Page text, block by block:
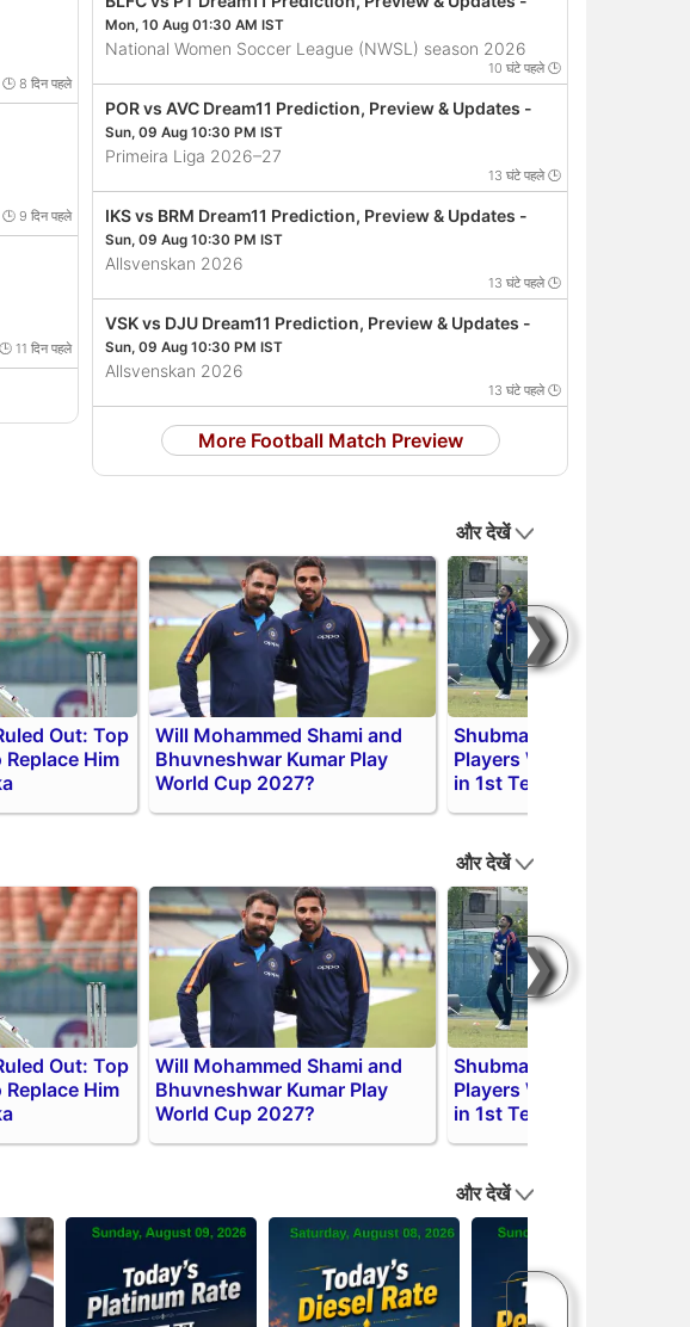
8 दिन पहले
9 दिन पहले
दिन पहले
Mon, 10 Aug 01:30 AM IST
National Women Soccer League (NWSL) season 2026
10 घंटे पहले 🕒
POR vs AVC Dream11 Prediction, Preview & Updates -
Sun, 09 Aug 10:30 PM IST
Primeira Liga 2026–27
13 घंटे पहले 🕒
IKS vs BRM Dream11 Prediction, Preview & Updates -
Sun, 09 Aug 10:30 PM IST
Allsvenskan 2026
13 घंटे पहले 🕒
VSK vs DJU Dream11 Prediction, Preview & Updates -
Sun, 09 Aug 10:30 PM IST
Allsvenskan 2026
13 घंटे पहले 🕒
More Football Match Preview
❯
और देखें
Out: Top
Him
Will Mohammed Shami and
Bhuvneshwar Kumar Play
World Cup 2027?
Shubman Gill Injured:
Players Who Can
in 1st Test
❯
और देखें
Out: Top
Him
Will Mohammed Shami and
Bhuvneshwar Kumar Play
World Cup 2027?
Shubman Gill Injured:
Players Who Can
in 1st Test
और देखें